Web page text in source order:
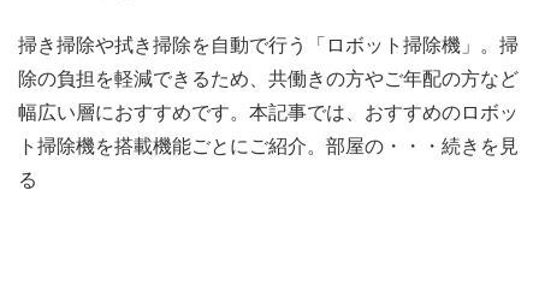
掃き掃除や拭き掃除を自動で行う「ロボット掃除機」。掃
除の負担を軽減できるため、共働きの方やご年配の方など
幅広い層におすすめです。本記事では、おすすめのロボッ
ト掃除機を搭載機能ごとにご紹介。部屋の・・・続きを見
る